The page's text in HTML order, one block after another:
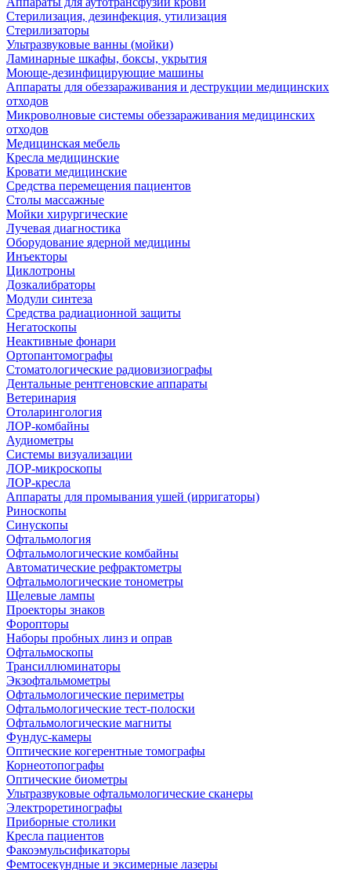
Стерилизация, дезинфекция, утилизация
Стерилизаторы
Ультразвуковые ванны (мойки)
Ламинарные шкафы, боксы, укрытия
Моюще-дезинфицирующие машины
Аппараты для обеззараживания и деструкции медицинских
отходов
Микроволновые системы обеззараживания медицинских
отходов
Медицинская мебель
Кресла медицинские
Кровати медицинские
Средства перемещения пациентов
Столы массажные
Мойки хирургические
Лучевая диагностика
Оборудование ядерной медицины
Инъекторы
Циклотроны
Дозкалибраторы
Модули синтеза
Средства радиационной защиты
Негатоскопы
Неактивные фонари
Ортопантомографы
Стоматологические радиовизиографы
Дентальные рентгеновские аппараты
Ветеринария
Отоларингология
ЛОР-комбайны
Аудиометры
Системы визуализации
ЛОР-микроскопы
ЛОР-кресла
Аппараты для промывания ушей (ирригаторы)
Риноскопы
Синускопы
Офтальмология
Офтальмологические комбайны
Автоматические рефрактометры
Офтальмологические тонометры
Щелевые лампы
Проекторы знаков
Форопторы
Наборы пробных линз и оправ
Офтальмоскопы
Трансиллюминаторы
Экзофтальмометры
Офтальмологические периметры
Офтальмологические тест-полоски
Офтальмологические магниты
Фундус-камеры
Оптические когерентные томографы
Корнеотопографы
Оптические биометры
Ультразвуковые офтальмологические сканеры
Электроретинографы
Приборные столики
Кресла пациентов
Факоэмульсификаторы
Фемтосекундные и эксимерные лазеры